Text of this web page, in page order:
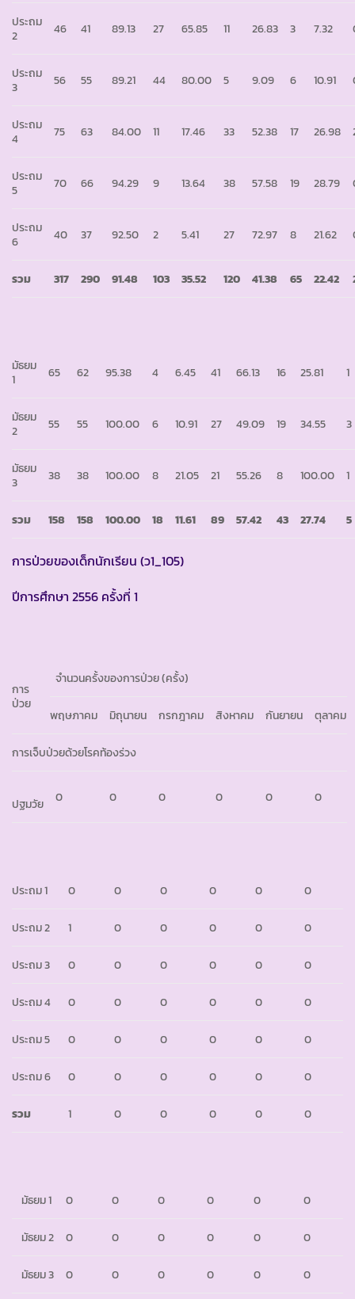
ประถม
2
46 41 89.13 27 65.85 11 26.83 3 7.32
ประถม
3
56 55 89.21 44 80.00 5 9.09 6 10.91
ประถม
4
75 63 84.00 11 17.46 33 52.38 17 26.98
ประถม
5
70 66 94.29 9 13.64 38 57.58 19 28.79
ประถม
6
40 37 92.50 2 5.41 27 72.97 8 21.62
รวม 317 290 91.48 103 35.52 120 41.38 65 22.42
มัธยม
1
65 62 95.38 4 6.45 41 66.13 16 25.81 1
มัธยม
2
55 55 100.00 6 10.91 27 49.09 19 34.55 3
มัธยม
3
38 38 100.00 8 21.05 21 55.26 8 100.00 1
รวม 158 158 100.00 18 11.61 89 57.42 43 27.74 5
การป่วยของเด็กนักเรียน (ว1_105)
ปีการศึกษา 2556 ครั้งที่ 1
การ
ป่วย
จำนวนครั้งของการป่วย (ครั้ง)
พฤษภาคม มิถุนายน กรกฎาคม สิงหาคม กันยายน ตุลาคม
การเจ็บป่วยด้วยโรคท้องร่วง
ปฐมวัย 0 0 0 0 0 0
ประถม 1 0 0 0 0 0 0
ประถม 2 1 0 0 0 0 0
ประถม 3 0 0 0 0 0 0
ประถม 4 0 0 0 0 0 0
ประถม 5 0 0 0 0 0 0
ประถม 6 0 0 0 0 0 0
รวม 1 0 0 0 0 0
มัธยม 1 0 0 0 0 0 0
มัธยม 2 0 0 0 0 0 0
มัธยม 3 0 0 0 0 0 0